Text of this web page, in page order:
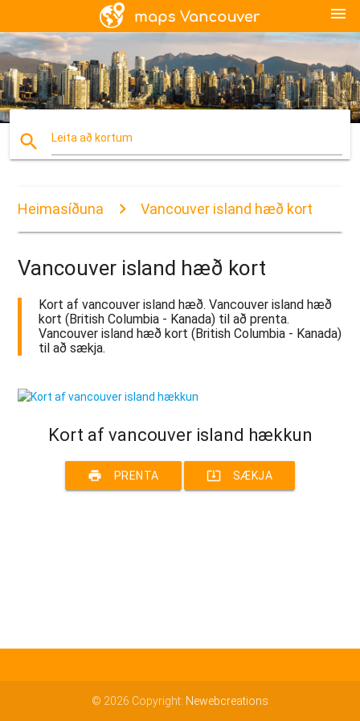
menu
search Leita að kortum
Heimasíðuna Vancouver island hæð kort
Vancouver island hæð kort
Kort af vancouver island hæð. Vancouver island hæð
kort (British Columbia - Kanada) til að prenta.
Vancouver island hæð kort (British Columbia - Kanada)
til að sækja.
Kort af vancouver island hækkun
print PRENTA system_update_alt SÆKJA
© 2026 Copyright: Newebcreations